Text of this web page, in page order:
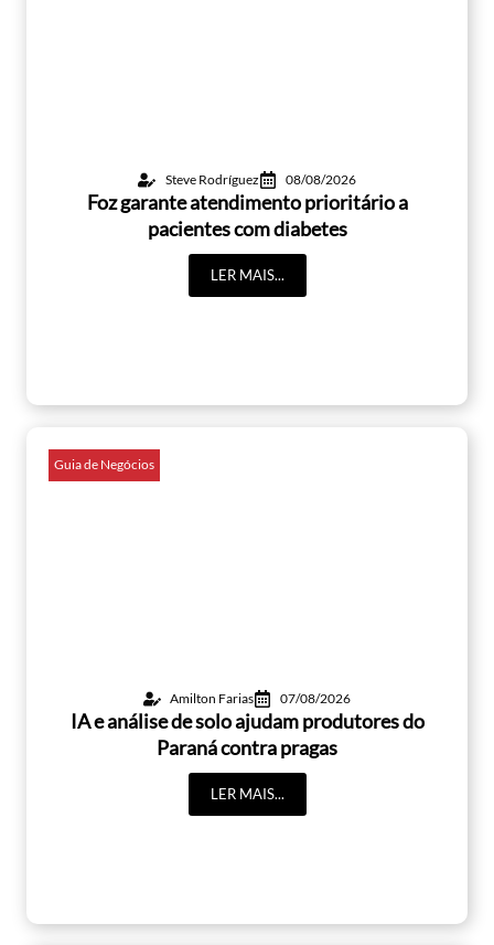
Steve Rodríguez 08/08/2026
Foz garante atendimento prioritário a
pacientes com diabetes
LER MAIS...
Guia de Negócios
Amilton Farias 07/08/2026
IA e análise de solo ajudam produtores do
Paraná contra pragas
LER MAIS...